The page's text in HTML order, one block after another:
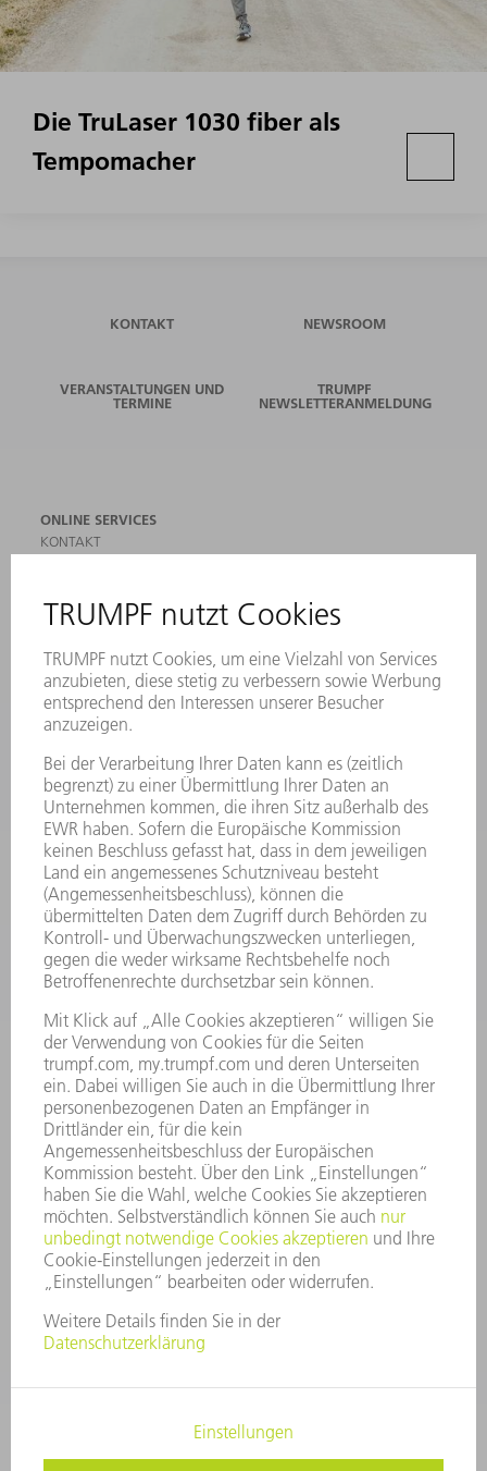
Die TruLaser 1030 fiber als
Tempomacher
KONTAKT NEWSROOM
VERANSTALTUNGEN UND
TERMINE
TRUMPF
NEWSLETTERANMELDUNG
ONLINE SERVICES
KONTAKT
VERANSTALTUNGEN UND TERMINE
NEWSLETTER-ANMELDUNG
MYTRUMPF
SICHERHEITSDATENBLÄTTER
PRODUKTE
MASCHINEN & SYSTEME
LEISTUNGSELEKTRONIK
ELEKTROWERKZEUGE
SMART FACTORY
SOFTWARE
SERVICES
ANWENDUNGEN
BRANCHEN
UNTERNEHMEN
KARRIERE
STELLENANGEBOTE
UNTERNEHMENSPROFIL
GESCHÄFTSBERICHT
UNTERNEHMENSGRUNDSÄTZE
COMPLIANCE
HINWEISGEBERSYSTEM
SECURITY
PRESSEMITTEILUNGEN
MAGAZINE
LIEFERANTEN
NACHHALTIGKEIT
UMWELT & KLIMA
SOZIALES & GESELLSCHAFT
UNTERNEHMENSFÜHRUNG
IMPRESSUM
DATENSCHUTZ
COPYRIGHT UND MARKENZEICHEN
AGB